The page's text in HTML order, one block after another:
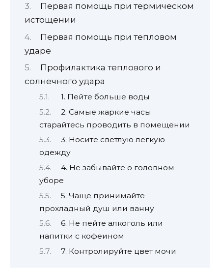
Первая помощь при термическом
истощении
Первая помощь при тепловом
ударе
Профилактика теплового и
солнечного удара
1. Пейте больше воды
2. Самые жаркие часы
старайтесь проводить в помещении
3. Носите светлую лёгкую
одежду
4. Не забывайте о головном
уборе
5. Чаще принимайте
прохладный душ или ванну
6. Не пейте алкоголь или
напитки с кофеином
7. Контролируйте цвет мочи